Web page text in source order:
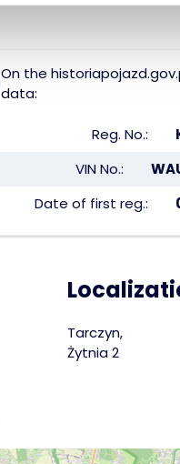
On the
data:
Reg. No.:
VIN No.:
Date of first reg.:
Tarczyn,
Żytnia 2